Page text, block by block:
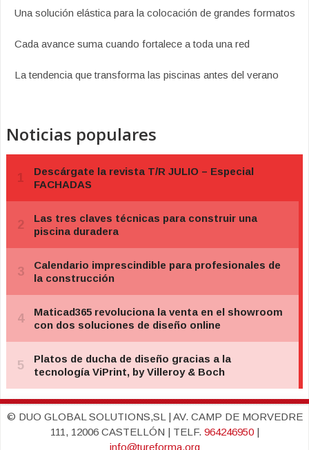
Una solución elástica para la colocación de grandes formatos
Cada avance suma cuando fortalece a toda una red
La tendencia que transforma las piscinas antes del verano
Noticias populares
© DUO GLOBAL SOLUTIONS,SL | AV. CAMP DE MORVEDRE
111, 12006 CASTELLÓN | TELF. 964246950|
info@tureforma.org